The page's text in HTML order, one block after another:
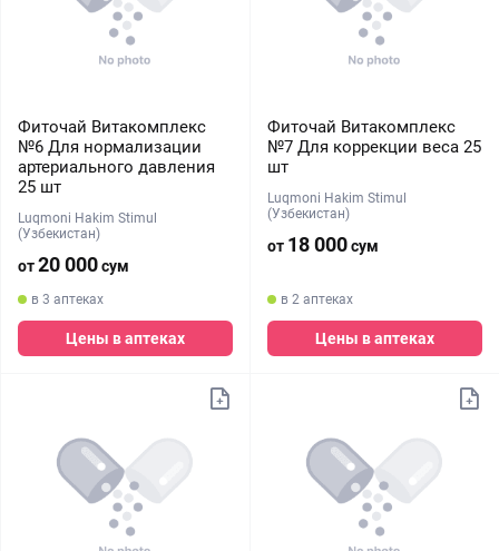
Фиточай Витакомплекс
№6 Для нормализации
артериального давления
25 шт
Luqmoni Hakim Stimul
(Узбекистан)
от20 000сум
в 3 аптеках
Цены в аптеках
Фиточай Витакомплекс
№7 Для коррекции веса 25
шт
Luqmoni Hakim Stimul
(Узбекистан)
от 18 000сум
в 2 аптеках
Цены в аптеках